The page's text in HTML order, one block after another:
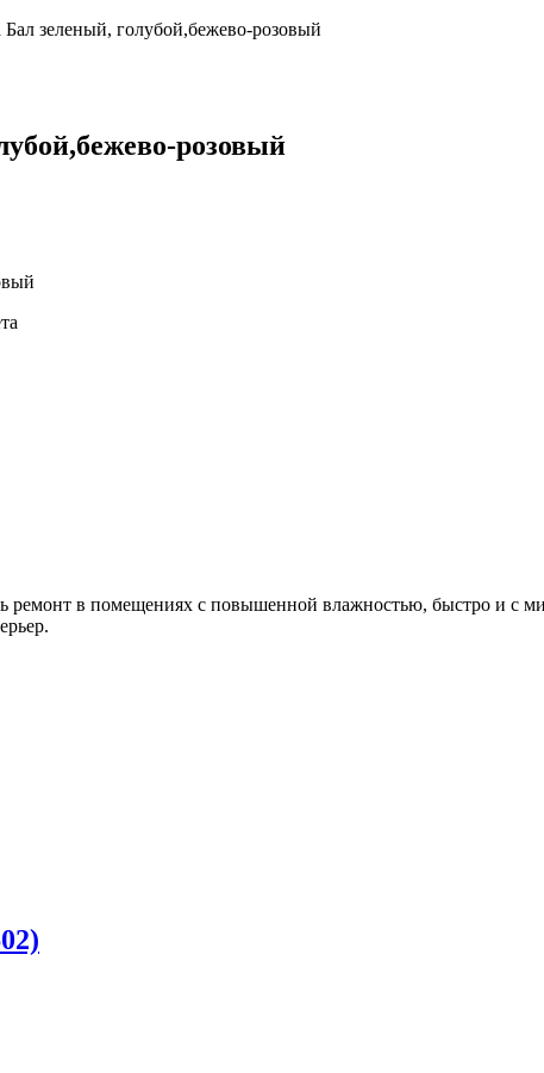
зеленый, голубой,бежево-розовый
розовый
ремонт в помещениях с повышенной влажностью, быстро и с